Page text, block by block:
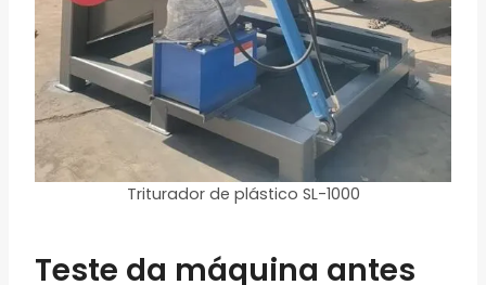
Triturador de plástico SL-1000
Teste da máquina antes